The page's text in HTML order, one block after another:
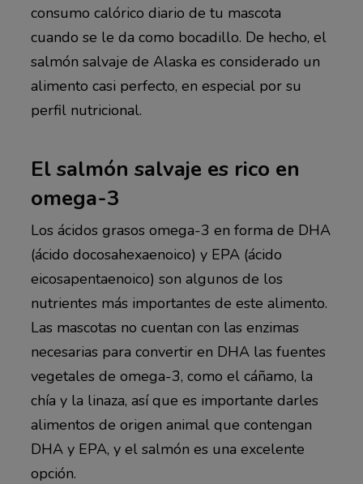
consumo calórico diario de tu mascota
cuando se le da como bocadillo. De hecho, el
salmón salvaje de Alaska es considerado un
alimento casi perfecto, en especial por su
perfil nutricional.
El salmón salvaje es rico en
omega-3
Los ácidos grasos omega-3 en forma de DHA
(ácido docosahexaenoico) y EPA (ácido
eicosapentaenoico) son algunos de los
nutrientes más importantes de este alimento.
Las mascotas no cuentan con las enzimas
necesarias para convertir en DHA las fuentes
vegetales de omega-3, como el cáñamo, la
chía y la linaza, así que es importante darles
alimentos de origen animal que contengan
DHA y EPA, y el salmón es una excelente
opción.